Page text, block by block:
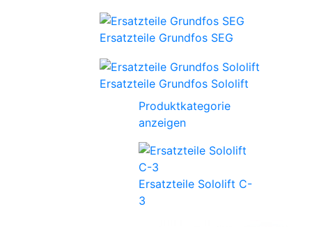
Ersatzteile Grundfos SEG
Ersatzteile Grundfos Sololift
Produktkategorie
anzeigen
Ersatzteile Sololift C-
3